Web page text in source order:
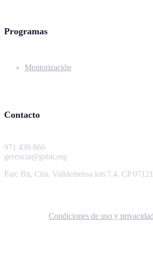
Programas
Mentorización
Contacto
971 439 866
gerencia@gsbit.org
Parc Bit, Ctra. Valldemossa km 7.4, CP
Condiciones de uso y privacidad